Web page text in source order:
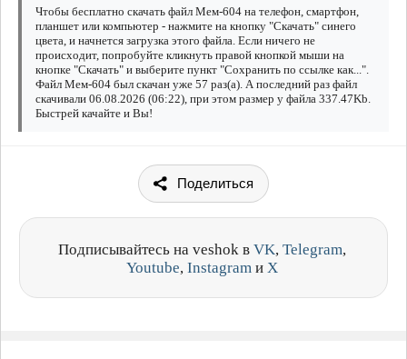
Чтобы бесплатно скачать файл Мем-604 на телефон, смартфон,
планшет или компьютер - нажмите на кнопку "Скачать" синего
цвета, и начнется загрузка этого файла. Если ничего не
происходит, попробуйте кликнуть правой кнопкой мыши на
кнопке "Скачать" и выберите пункт "Сохранить по ссылке как...".
Файл Мем-604 был скачан уже 57 раз(а). А последний раз файл
скачивали 06.08.2026 (06:22), при этом размер у файла 337.47Kb.
Быстрей качайте и Вы!
Поделиться
Подписывайтесь на veshok в VK, Telegram,
Youtube, Instagram и X